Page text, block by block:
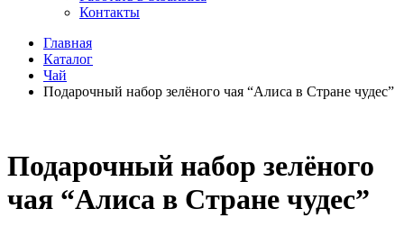
Контакты
Главная
Каталог
Чай
Подарочный набор зелёного чая “Алиса в Стране чудес”
Подарочный набор зелёного
чая “Алиса в Стране чудес”